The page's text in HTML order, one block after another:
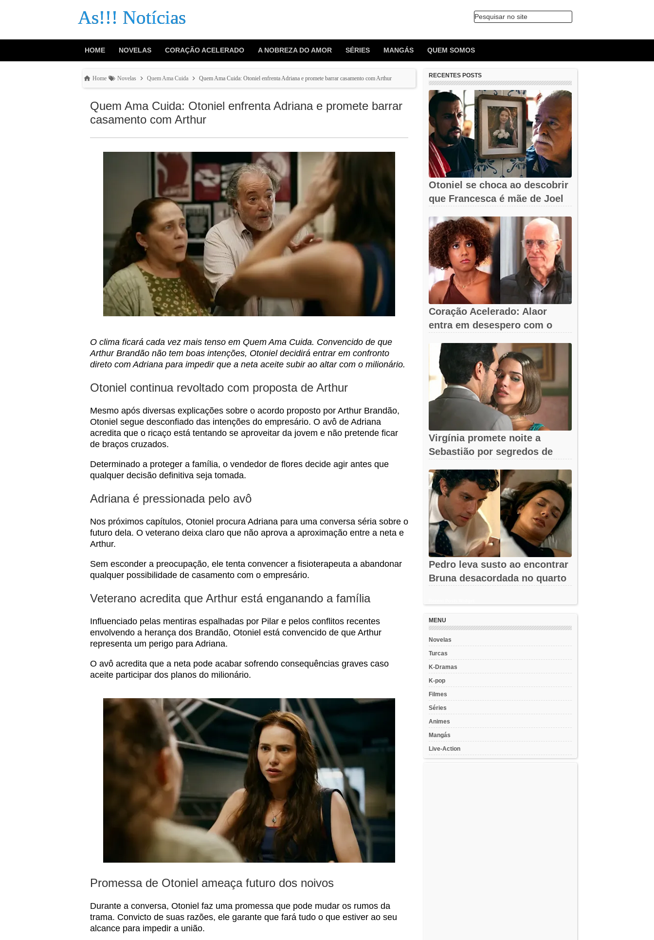
As!!! Notícias Pesquisar no site
HOME NOVELAS CORAÇÃO ACELERADO A NOBREZA DO AMOR SÉRIES MANGÁS QUEM SOMOS
Home Novelas Quem Ama Cuida Quem Ama Cuida: Otoniel enfrenta Adriana e promete barrar casamento com Arthur
Quem Ama Cuida: Otoniel enfrenta Adriana e promete barrar
casamento com Arthur
O clima ficará cada vez mais tenso em Quem Ama Cuida. Convencido de que
Arthur Brandão não tem boas intenções, Otoniel decidirá entrar em confronto
direto com Adriana para impedir que a neta aceite subir ao altar com o milionário.
Otoniel continua revoltado com proposta de Arthur
Mesmo após diversas explicações sobre o acordo proposto por Arthur Brandão,
Otoniel segue desconfiado das intenções do empresário. O avô de Adriana
acredita que o ricaço está tentando se aproveitar da jovem e não pretende ficar
de braços cruzados.
Determinado a proteger a família, o vendedor de flores decide agir antes que
qualquer decisão definitiva seja tomada.
Adriana é pressionada pelo avô
Nos próximos capítulos, Otoniel procura Adriana para uma conversa séria sobre o
futuro dela. O veterano deixa claro que não aprova a aproximação entre a neta e
Arthur.
Sem esconder a preocupação, ele tenta convencer a fisioterapeuta a abandonar
qualquer possibilidade de casamento com o empresário.
Veterano acredita que Arthur está enganando a família
Influenciado pelas mentiras espalhadas por Pilar e pelos conflitos recentes
envolvendo a herança dos Brandão, Otoniel está convencido de que Arthur
representa um perigo para Adriana.
O avô acredita que a neta pode acabar sofrendo consequências graves caso
aceite participar dos planos do milionário.
Promessa de Otoniel ameaça futuro dos noivos
Durante a conversa, Otoniel faz uma promessa que pode mudar os rumos da
trama. Convicto de suas razões, ele garante que fará tudo o que estiver ao seu
alcance para impedir a união.
RECENTES POSTS
Otoniel se choca ao descobrir
que Francesca é mãe de Joel
Coração Acelerado: Alaor
entra em desespero com o
Virgínia promete noite a
Sebastião por segredos de
Pedro leva susto ao encontrar
Bruna desacordada no quarto
MENU
Novelas
Turcas
K-Dramas
K-pop
Filmes
Séries
Animes
Mangás
Live-Action